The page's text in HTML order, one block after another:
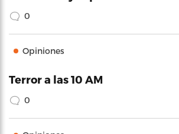
0
Opiniones
Terror a las 10 AM
0